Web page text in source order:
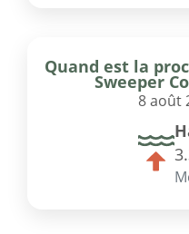
Quand est la
Sweeper
8 août